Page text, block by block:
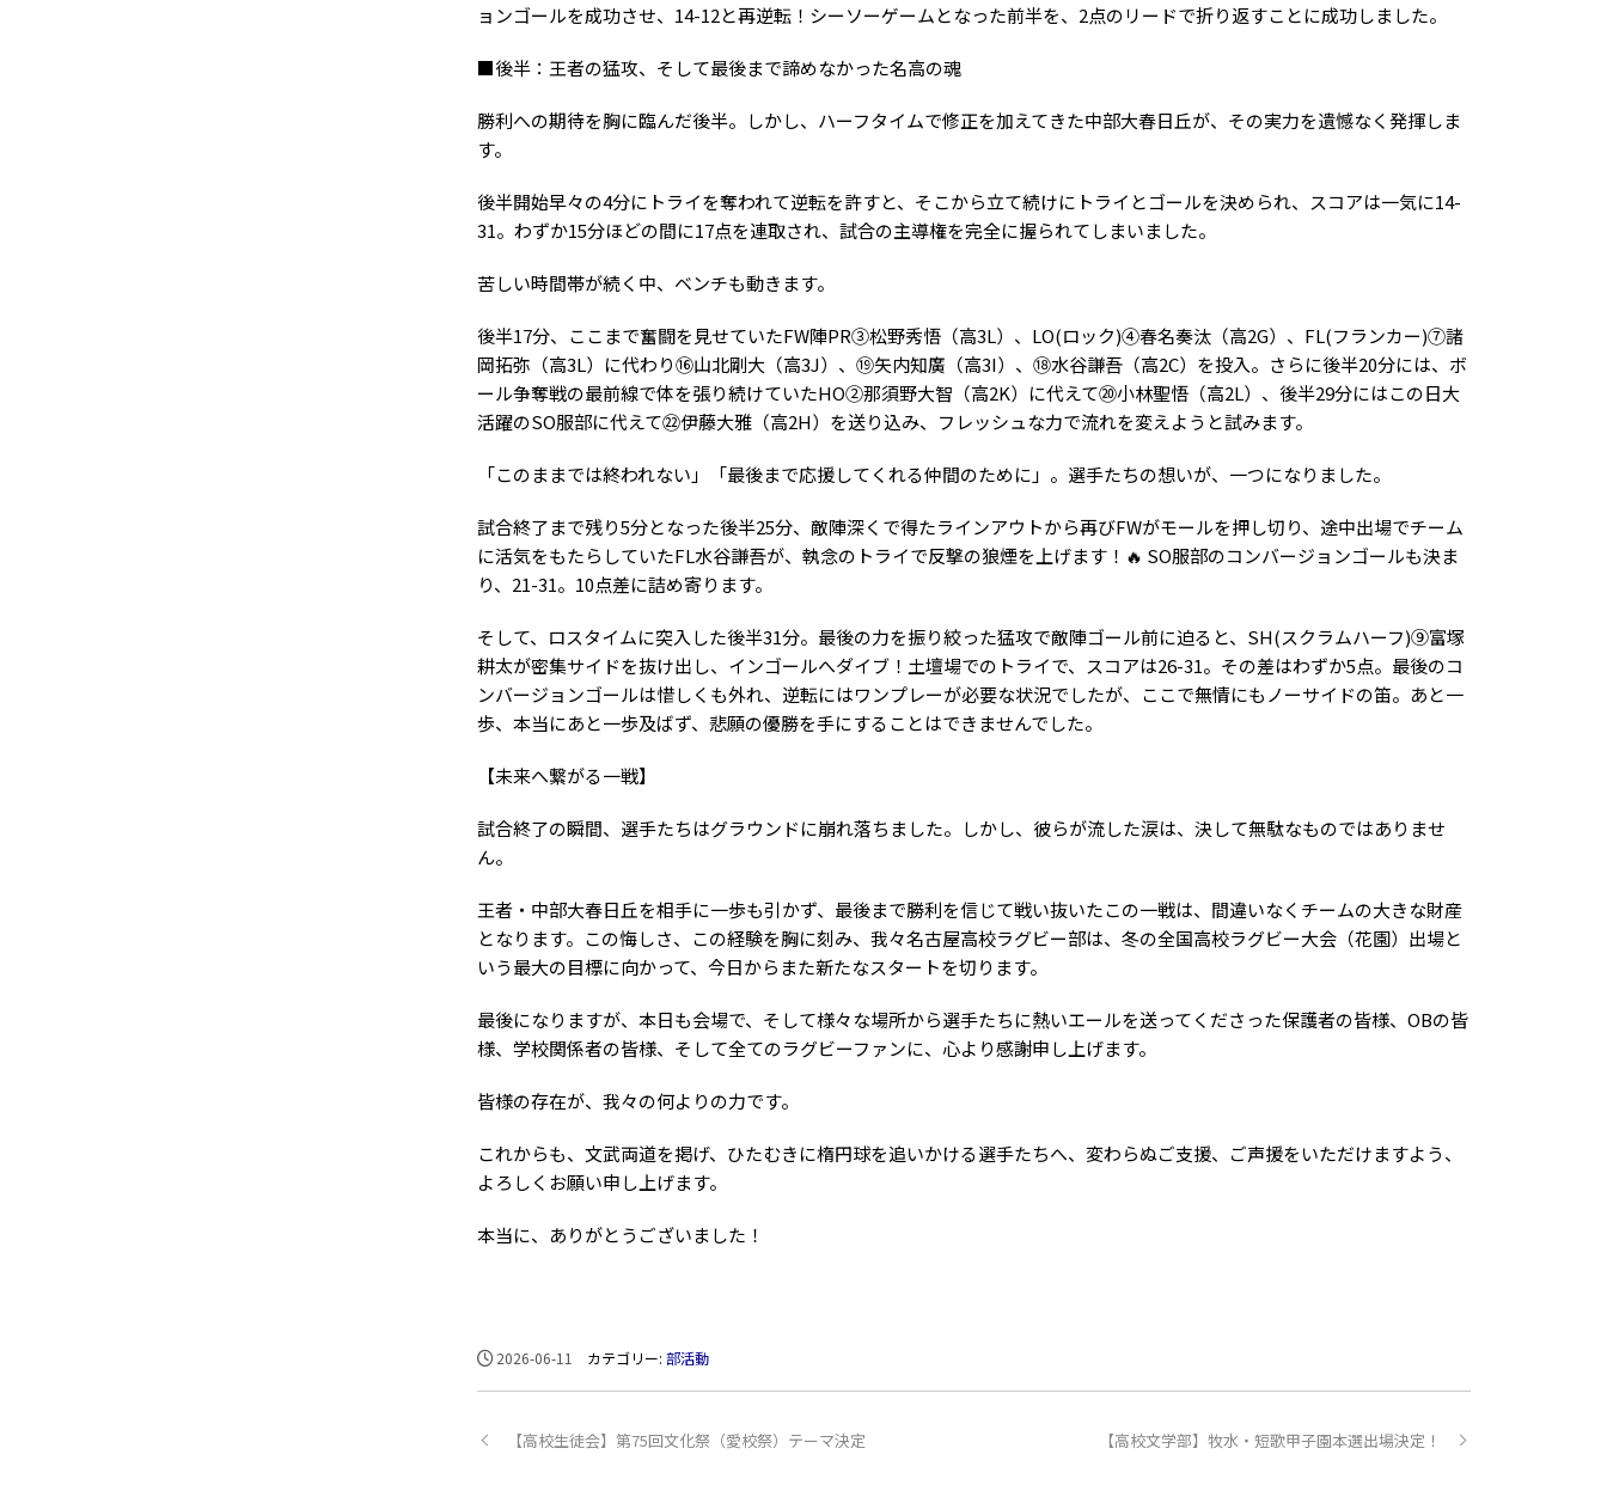
ョンゴールを成功させ、14-12と再逆転！シーソーゲームとなった前半を、2点のリードで折り返すことに成功しました。
■後半：王者の猛攻、そして最後まで諦めなかった名高の魂
勝利への期待を胸に臨んだ後半。しかし、ハーフタイムで修正を加えてきた中部大春日丘が、その実力を遺憾なく発揮しま
す。
後半開始早々の4分にトライを奪われて逆転を許すと、そこから立て続けにトライとゴールを決められ、スコアは一気に14-
31。わずか15分ほどの間に17点を連取され、試合の主導権を完全に握られてしまいました。
苦しい時間帯が続く中、ベンチも動きます。
後半17分、ここまで奮闘を見せていたFW陣PR③松野秀悟（高3L）、LO(ロック)④春名奏汰（高2G）、FL(フランカー)⑦諸
岡拓弥（高3L）に代わり⑯山北剛大（高3J）、⑲矢内知廣（高3I）、⑱水谷謙吾（高2C）を投入。さらに後半20分には、ボ
ール争奪戦の最前線で体を張り続けていたHO②那須野大智（高2K）に代えて⑳小林聖悟（高2L）、後半29分にはこの日大
活躍のSO服部に代えて㉒伊藤大雅（高2H）を送り込み、フレッシュな力で流れを変えようと試みます。
「このままでは終われない」「最後まで応援してくれる仲間のために」。選手たちの想いが、一つになりました。
試合終了まで残り5分となった後半25分、敵陣深くで得たラインアウトから再びFWがモールを押し切り、途中出場でチーム
に活気をもたらしていたFL水谷謙吾が、執念のトライで反撃の狼煙を上げます！🔥 SO服部のコンバージョンゴールも決ま
り、21-31。10点差に詰め寄ります。
そして、ロスタイムに突入した後半31分。最後の力を振り絞った猛攻で敵陣ゴール前に迫ると、SH(スクラムハーフ)⑨富塚
耕太が密集サイドを抜け出し、インゴールへダイブ！土壇場でのトライで、スコアは26-31。その差はわずか5点。最後のコ
ンバージョンゴールは惜しくも外れ、逆転にはワンプレーが必要な状況でしたが、ここで無情にもノーサイドの笛。あと一
歩、本当にあと一歩及ばず、悲願の優勝を手にすることはできませんでした。
【未来へ繋がる一戦】
試合終了の瞬間、選手たちはグラウンドに崩れ落ちました。しかし、彼らが流した涙は、決して無駄なものではありませ
ん。
王者・中部大春日丘を相手に一歩も引かず、最後まで勝利を信じて戦い抜いたこの一戦は、間違いなくチームの大きな財産
となります。この悔しさ、この経験を胸に刻み、我々名古屋高校ラグビー部は、冬の全国高校ラグビー大会（花園）出場と
いう最大の目標に向かって、今日からまた新たなスタートを切ります。
最後になりますが、本日も会場で、そして様々な場所から選手たちに熱いエールを送ってくださった保護者の皆様、OBの皆
様、学校関係者の皆様、そして全てのラグビーファンに、心より感謝申し上げます。
皆様の存在が、我々の何よりの力です。
これからも、文武両道を掲げ、ひたむきに楕円球を追いかける選手たちへ、変わらぬご支援、ご声援をいただけますよう、
よろしくお願い申し上げます。
本当に、ありがとうございました！
2026-06-11 カテゴリー: 部活動
【高校生徒会】第75回文化祭（愛校祭）テーマ決定 【高校文学部】牧水・短歌甲子園本選出場決定！